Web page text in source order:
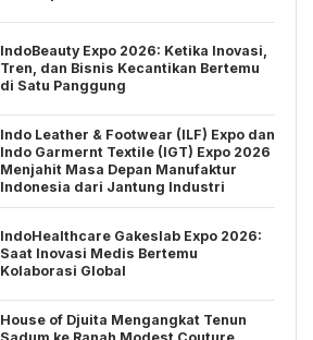
IndoBeauty Expo 2026: Ketika Inovasi,
Tren, dan Bisnis Kecantikan Bertemu
di Satu Panggung
Indo Leather & Footwear (ILF) Expo dan
Indo Garmernt Textile (IGT) Expo 2026
Menjahit Masa Depan Manufaktur
Indonesia dari Jantung Industri
IndoHealthcare Gakeslab Expo 2026:
Saat Inovasi Medis Bertemu
Kolaborasi Global
House of Djuita Mengangkat Tenun